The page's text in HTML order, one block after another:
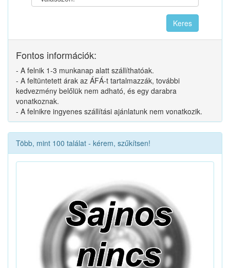
Fontos információk:
- A felnik 1-3 munkanap alatt szállíthatóak.
- A feltüntetett árak az ÁFÁ-t tartalmazzák, további
kedvezmény belőlük nem adható, és egy darabra
vonatkoznak.
- A felnikre ingyenes szállítási ajánlatunk nem vonatkozik.
Több, mint 100 találat - kérem, szűkítsen!